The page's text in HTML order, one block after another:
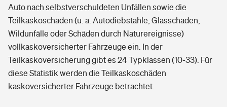
Auto nach selbstverschuldeten Unfällen sowie die
Teilkaskoschäden (u. a. Autodiebstähle, Glasschäden,
Wildunfälle oder Schäden durch Naturereignisse)
vollkaskoversicherter Fahrzeuge ein. In der
Teilkaskoversicherung gibt es 24 Typklassen (10-33). Für
diese Statistik werden die Teilkaskoschäden
kaskoversicherter Fahrzeuge betrachtet.